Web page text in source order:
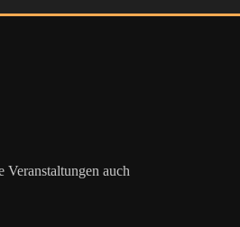
Veranstaltungen auch